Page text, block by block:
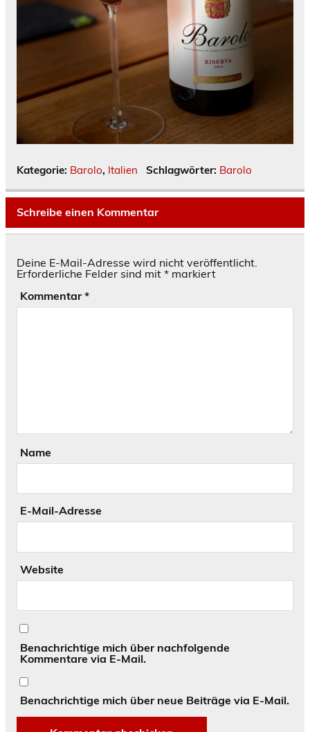
Kategorie: Barolo, Italien Schlagwörter: Barolo
Schreibe einen Kommentar
Deine E-Mail-Adresse wird nicht veröffentlicht.
Erforderliche Felder sind mit * markiert
Kommentar*
Name
E-Mail-Adresse
Website
Benachrichtige mich über nachfolgende
Kommentare via E-Mail.
Benachrichtige mich über neue Beiträge via E-Mail.